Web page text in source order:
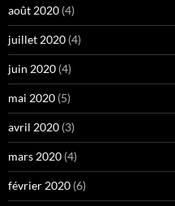
août 2020 (4)
juillet 2020 (4)
juin 2020 (4)
mai 2020 (5)
avril 2020 (3)
mars 2020 (4)
février 2020 (6)